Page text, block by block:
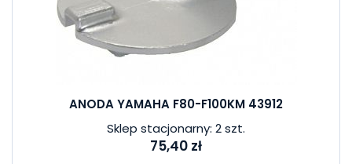
ANODA YAMAHA F80-F100KM 43912
Sklep stacjonarny: 2 szt.
75,40 zł